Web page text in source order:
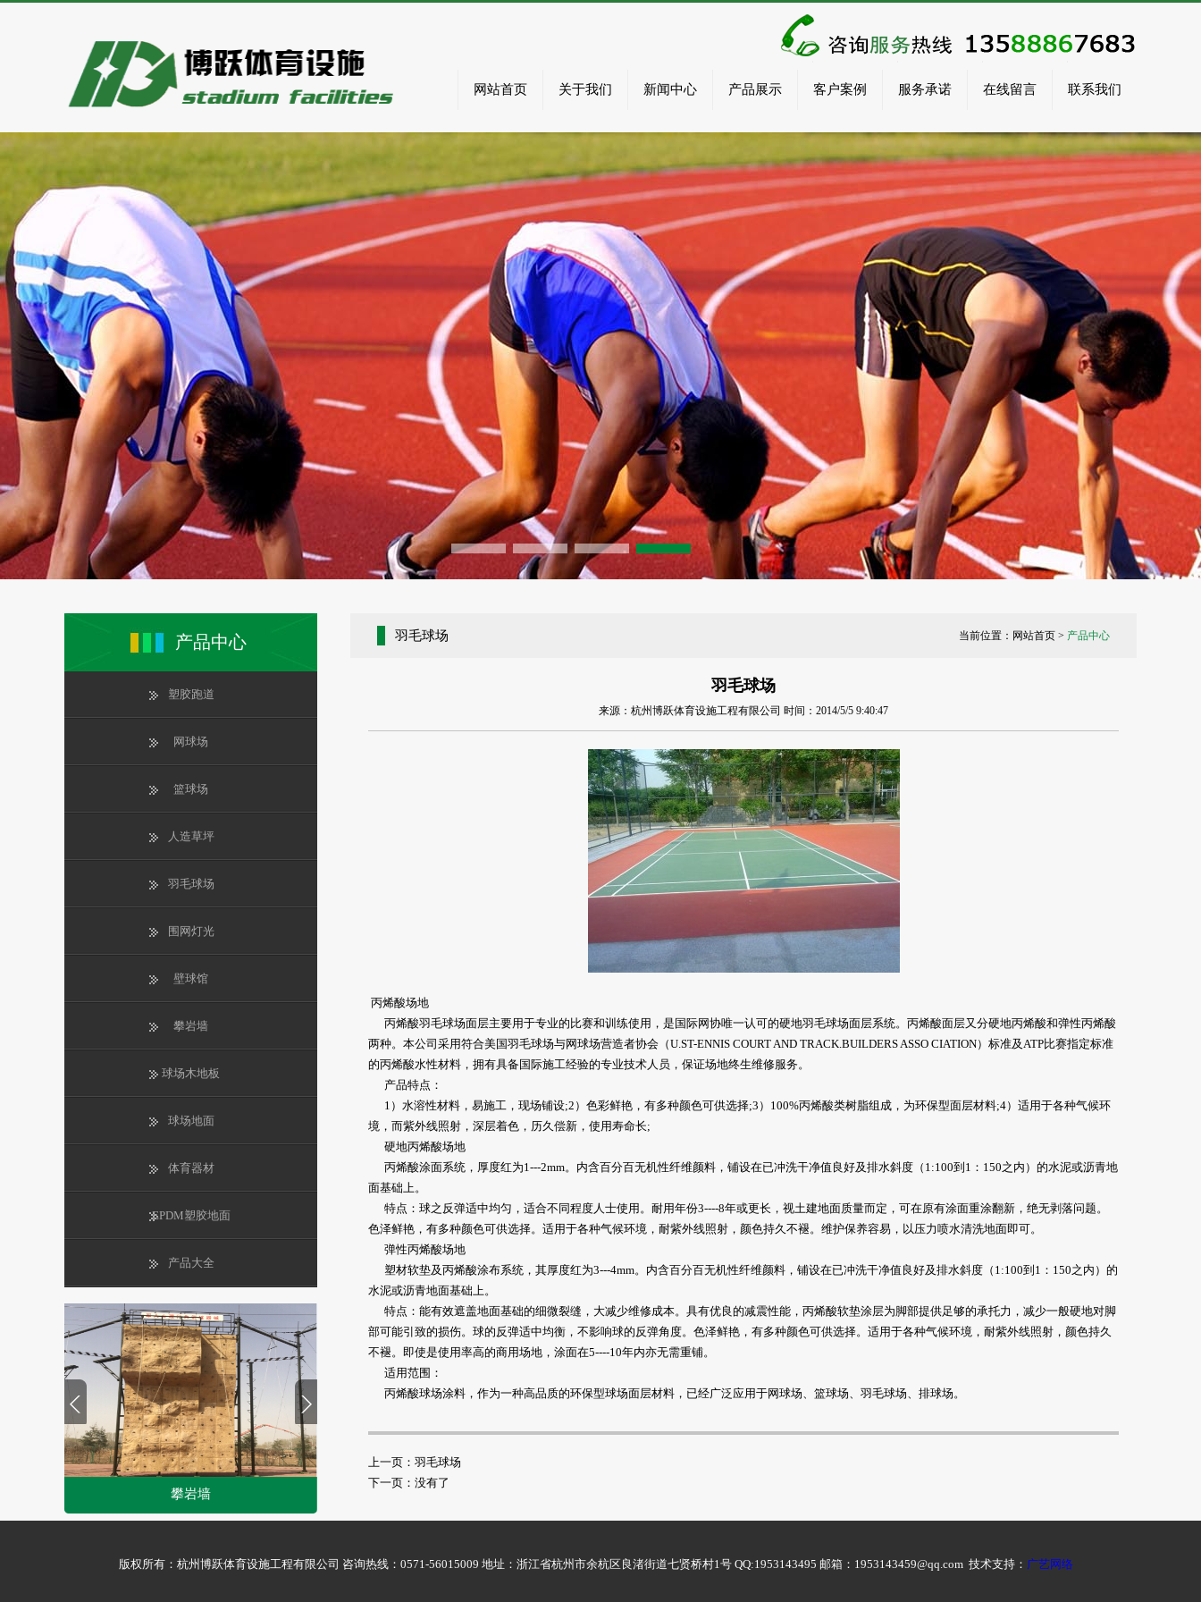
网站首页 关于我们 新闻中心 产品展示 客户案例 服务承诺 在线留言 联系我们
产品中心
塑胶跑道
网球场
篮球场
人造草坪
羽毛球场
围网灯光
壁球馆
攀岩墙
球场木地板
球场地面
体育器材
EPDM塑胶地面
产品大全
攀岩墙
1
羽毛球场 当前位置： 网站首页 > 产品中心
羽毛球场
来源：杭州博跃体育设施工程有限公司 时间：2014/5/5 9:40:47
丙烯酸场地
丙烯酸羽毛球场面层主要用于专业的比赛和训练使用，是国际网协唯一认可的硬地羽毛球场面层系统。丙烯酸面层又分硬地丙烯酸和弹性丙烯酸
两种。本公司采用符合美国羽毛球场与网球场营造者协会（U.ST-ENNIS COURT AND TRACK.BUILDERS ASSO CIATION）标准及ATP比赛指定标准
的丙烯酸水性材料，拥有具备国际施工经验的专业技术人员，保证场地终生维修服务。
产品特点：
1）水溶性材料，易施工，现场铺设;2）色彩鲜艳，有多种颜色可供选择;3）100%丙烯酸类树脂组成，为环保型面层材料;4）适用于各种气候环
境，而紫外线照射，深层着色，历久偿新，使用寿命长;
硬地丙烯酸场地
丙烯酸涂面系统，厚度红为1---2mm。内含百分百无机性纤维颜料，铺设在已冲洗干净值良好及排水斜度（1:100到1：150之内）的水泥或沥青地
面基础上。
特点：球之反弹适中均匀，适合不同程度人士使用。耐用年份3----8年或更长，视土建地面质量而定，可在原有涂面重涂翻新，绝无剥落问题。
色泽鲜艳，有多种颜色可供选择。适用于各种气候环境，耐紫外线照射，颜色持久不褪。维护保养容易，以压力喷水清洗地面即可。
弹性丙烯酸场地
塑材软垫及丙烯酸涂布系统，其厚度红为3---4mm。内含百分百无机性纤维颜料，铺设在已冲洗干净值良好及排水斜度（1:100到1：150之内）的
水泥或沥青地面基础上。
特点：能有效遮盖地面基础的细微裂缝，大减少维修成本。具有优良的减震性能，丙烯酸软垫涂层为脚部提供足够的承托力，减少一般硬地对脚
部可能引致的损伤。球的反弹适中均衡，不影响球的反弹角度。色泽鲜艳，有多种颜色可供选择。适用于各种气候环境，耐紫外线照射，颜色持久
不褪。即使是使用率高的商用场地，涂面在5----10年内亦无需重铺。
适用范围：
丙烯酸球场涂料，作为一种高品质的环保型球场面层材料，已经广泛应用于网球场、篮球场、羽毛球场、排球场。
上一页： 羽毛球场
下一页：没有了
版权所有：杭州博跃体育设施工程有限公司 咨询热线：0571-56015009 地址：浙江省杭州市余杭区良渚街道七贤桥村1号 QQ:1953143495 邮箱：1953143459@qq.com 技术支持： 广艺网络